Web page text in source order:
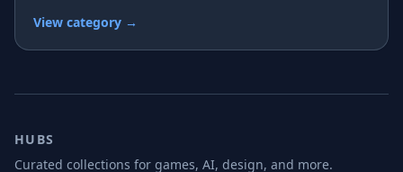
View category →
HUBS
Curated collections for games, AI, design, and more.